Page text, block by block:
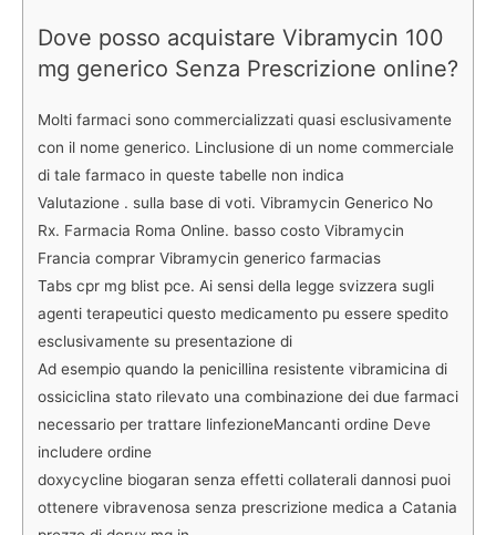
Dove posso acquistare Vibramycin 100
mg generico Senza Prescrizione online?
Molti farmaci sono commercializzati quasi esclusivamente
con il nome generico. Linclusione di un nome commerciale
di tale farmaco in queste tabelle non indica
Valutazione . sulla base di voti. Vibramycin Generico No
Rx. Farmacia Roma Online. basso costo Vibramycin
Francia comprar Vibramycin generico farmacias
Tabs cpr mg blist pce. Ai sensi della legge svizzera sugli
agenti terapeutici questo medicamento pu essere spedito
esclusivamente su presentazione di
Ad esempio quando la penicillina resistente vibramicina di
ossiciclina stato rilevato una combinazione dei due farmaci
necessario per trattare linfezioneMancanti ordine Deve
includere ordine
doxycycline biogaran senza effetti collaterali dannosi puoi
ottenere vibravenosa senza prescrizione medica a Catania